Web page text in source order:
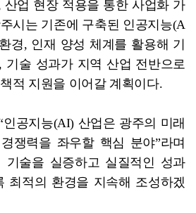
산업 현장 적용을 통한 사업화 가
시는 기존에 구축된 인공지능(A
경, 인재 양성 체계를 활용해 기
기술 성과가 지역 산업 전반으로
적 지원을 이어갈 계획이다.
공지능(AI) 산업은 광주의 미래
쟁력을 좌우할 핵심 분야”라며
기술을 실증하고 실질적인 성과
최적의 환경을 지속해 조성하겠